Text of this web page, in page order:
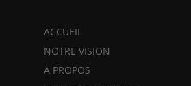
ACCUEIL
NOTRE VISION
A PROPOS